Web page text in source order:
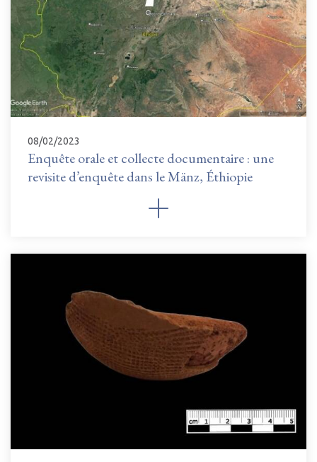
08/02/2023
Enquête orale et collecte documentaire : une
revisite d’enquête dans le Mänz, Éthiopie